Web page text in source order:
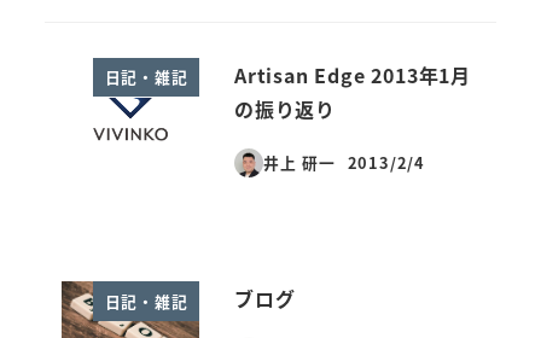
日記・雑記
Artisan Edge 2013年1月
の振り返り
井上 研一
投稿日
2013/2/4
日記・雑記 ブログ